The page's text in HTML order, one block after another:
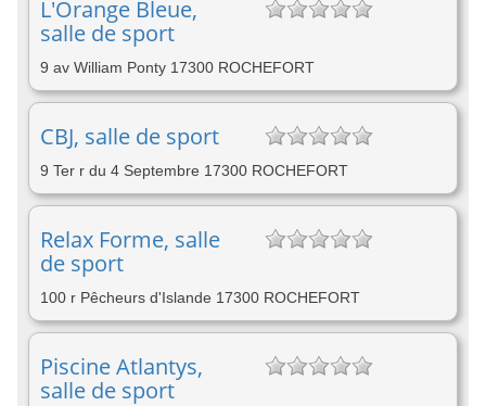
L'Orange Bleue,
salle de sport
9 av William Ponty 17300 ROCHEFORT
CBJ, salle de sport
9 Ter r du 4 Septembre 17300 ROCHEFORT
Relax Forme, salle
de sport
100 r Pêcheurs d'Islande 17300 ROCHEFORT
Piscine Atlantys,
salle de sport